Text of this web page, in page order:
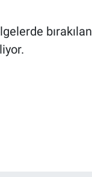
bırakılan